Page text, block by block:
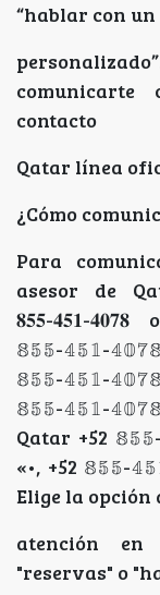
“hablar con un
contacto
Qatar línea
¿Cómo
Para
asesor de
𝟖𝟓𝟓-𝟒𝟓𝟏-𝟒𝟎𝟕𝟖
𝟠𝟝𝟝-𝟜𝟝𝟙-𝟜𝟘𝟟𝟠
𝟠𝟝𝟝-𝟜𝟝𝟙-𝟜𝟘𝟟𝟠
𝟠𝟝𝟝-𝟜𝟝𝟙-
Qatar +52
«•, +52 𝟠𝟝𝟝-
Elige la opción
atención en
"reservas" o